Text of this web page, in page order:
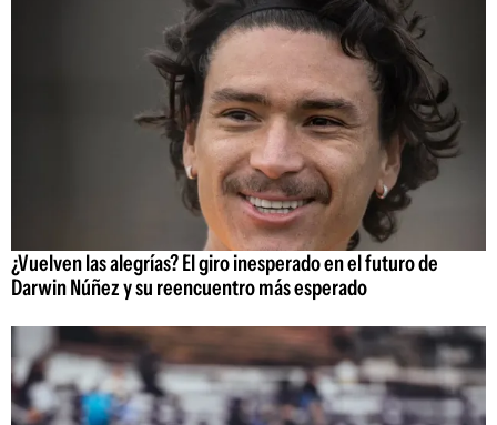
¿Vuelven las alegrías? El giro inesperado en el futuro de
Darwin Núñez y su reencuentro más esperado